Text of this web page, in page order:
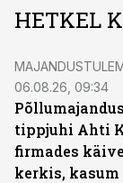
HETKEL
06.08.26, 09:34
tippjuhi Ahti
firmades
kerkis, kasum